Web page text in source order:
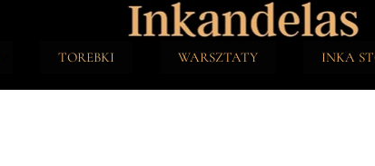
TOREBKI WARSZTATY INKA